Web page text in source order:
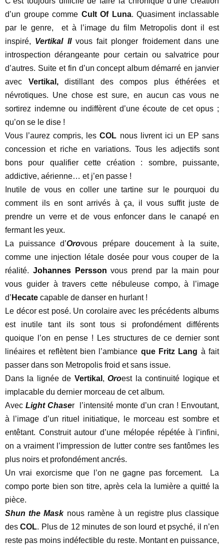
d’un groupe comme Cult Of Luna. Quasiment inclassable
par le genre,
et à l’image du film Metropolis dont il est
inspiré, Vertikal IIvous fait plonger froidement dans une
introspection dérangeante pour certain ou salvatrice pour
d’autres. Suite et fin d’un concept album démarré en janvier
avec Vertikal,distillant des compos plus éthérées et
névrotiques. Une chose est sure, en aucun cas vous ne
sortirez indemne ou indiffèrent d’une écoute de cet opus ;
qu’on se le dise !
Vous l’aurez compris, lesCOL nous livrent ici un EP sans
concession et riche en variations. Tous les adjectifs sont
bons pour qualifier cette création : sombre, puissante,
addictive, aérienne… et j’en passe !
Inutile de vous en coller une tartine sur le pourquoi du
comment ils en sont arrivés à ça, il vous suffit juste de
prendre un verre et de vous enfoncer dans le canapé en
fermant les yeux.
La puissance d’Orovous prépare doucement à la suite,
comme une injection létale dosée pour vous couper de la
réalité. Johannes Persson vous prend par la main pour
vous guider à travers cette nébuleuse compo, à l’image
d’ Hecate capable de danser en hurlant !
Le décor est posé. Un corolaire avec les précédents albums
est inutile tant ils sont tous si profondément différents
quoique l’on en pense ! Les structures de ce dernier sont
linéaires et reflètent bien l’ambiance que Fritz Lang à fait
passer dans son Metropolis froid et sans issue.
Dans la lignée de Vertikal ,Oroest la continuité logique et
implacable du dernier morceau de cet album.
Avec Light Chaser
l’intensité monte d’un cran ! Envoutant,
à l’image d’un rituel initiatique, le morceau est sombre et
entêtant. Construit autour d’une mélopée répétée à l’infini,
on a vraiment l’impression de lutter contre ses fantômes les
plus noirs et profondément ancrés.
Un vrai exorcisme que l’on ne gagne pas forcement.
La
compo porte bien son titre, après cela la lumière a quitté la
pièce.
Shun the Mask nous ramène à un registre plus classique
desCOL. Plus de 12 minutes de son lourd et psyché, il n’en
reste pas moins indéfectible du reste. Montant en puissance,